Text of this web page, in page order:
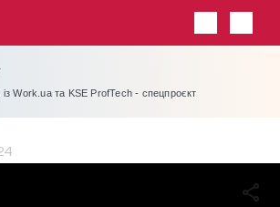
Work.ua та KSE ProfTech - спецпроєкт